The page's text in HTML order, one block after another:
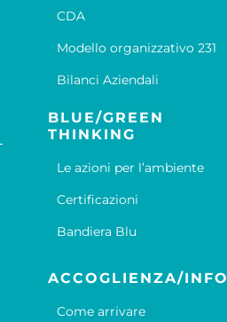
CDA
Modello organizzativo 231
Bilanci Aziendali
BLUE/GREEN
THINKING
Le azioni per l’ambiente
Certificazioni
Bandiera Blu
ACCOGLIENZA/INFO
Come arrivare